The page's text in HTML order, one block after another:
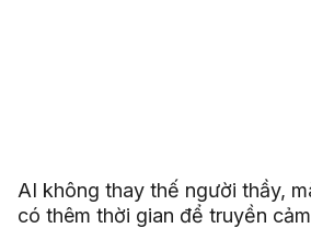
AI không thay thế người thầy,
có thêm thời gian để truyền